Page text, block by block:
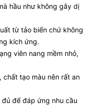
hầu như không gây dị
từ tảo biển chứ không
kích ứng.
viên nang mềm nhỏ,
chất tạo màu nên rất an
đủ để đáp ứng nhu cầu